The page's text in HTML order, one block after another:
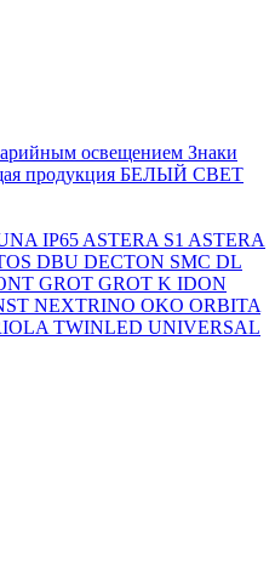
освещением Знаки
продукция БЕЛЫЙ СВЕТ
IP65 ASTERA S1 ASTERA
DBU DECTON SMC DL
GROT GROT K IDON
NEXTRINO OKO ORBITA
TWINLED UNIVERSAL